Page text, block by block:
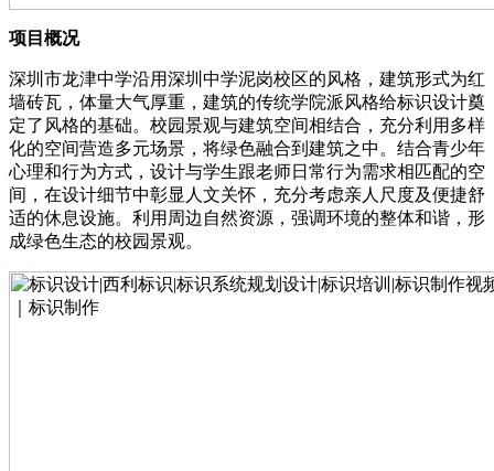
项目概况
深圳市龙津中学沿用深圳中学泥岗校区的风格，建筑形式为红
墙砖瓦，体量大气厚重，建筑的传统学院派风格给标识设计奠
定了风格的基础。校园景观与建筑空间相结合，充分利用多样
化的空间营造多元场景，将绿色融合到建筑之中。结合青少年
心理和行为方式，设计与学生跟老师日常行为需求相匹配的空
间，在设计细节中彰显人文关怀，充分考虑亲人尺度及便捷舒
适的休息设施。利用周边自然资源，强调环境的整体和谐，形
成绿色生态的校园景观。